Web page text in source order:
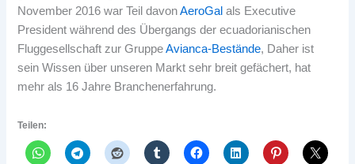
November 2016 war Teil davonAeroGal als Executive
President während des Übergangs der ecuadorianischen
Fluggesellschaft zur GruppeAvianca-Bestände, Daher ist
sein Wissen über unseren Markt sehr breit gefächert, hat
mehr als 16 Jahre Branchenerfahrung.
Teilen: